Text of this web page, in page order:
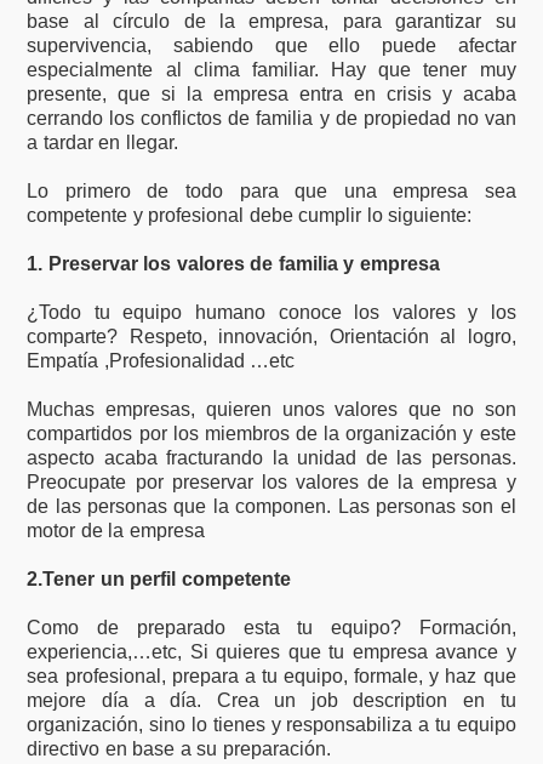
base al círculo de la empresa, para garantizar su
supervivencia, sabiendo que ello puede afectar
especialmente al clima familiar. Hay que tener muy
presente, que si la empresa entra en crisis y acaba
cerrando los conflictos de familia y de propiedad no van
a tardar en llegar.
Lo primero de todo para que una empresa sea
competente y profesional debe cumplir lo siguiente:
1. Preservar los valores de familia y empresa
¿Todo tu equipo humano conoce los valores y los
comparte? Respeto, innovación, Orientación al logro,
Empatía ,Profesionalidad …etc
Muchas empresas, quieren unos valores que no son
compartidos por los miembros de la organización y este
aspecto acaba fracturando la unidad de las personas.
Preocupate por preservar los valores de la empresa y
de las personas que la componen. Las personas son el
motor de la empresa
2.Tener un perfil competente
Como de preparado esta tu equipo? Formación,
experiencia,…etc, Si quieres que tu empresa avance y
sea profesional, prepara a tu equipo, formale, y haz que
mejore día a día. Crea un job description en tu
organización, sino lo tienes y responsabiliza a tu equipo
directivo en base a su preparación.